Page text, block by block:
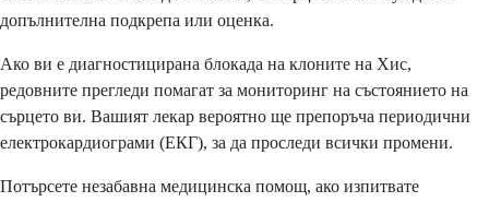
допълнителна подкрепа или оценка.
Ако ви е диагностицирана блокада на клоните на Хис,
редовните прегледи помагат за мониторинг на състоянието на
сърцето ви. Вашият лекар вероятно ще препоръча периодични
електрокардиограми (ЕКГ), за да проследи всички промени.
Потърсете незабавна медицинска помощ, ако изпитвате